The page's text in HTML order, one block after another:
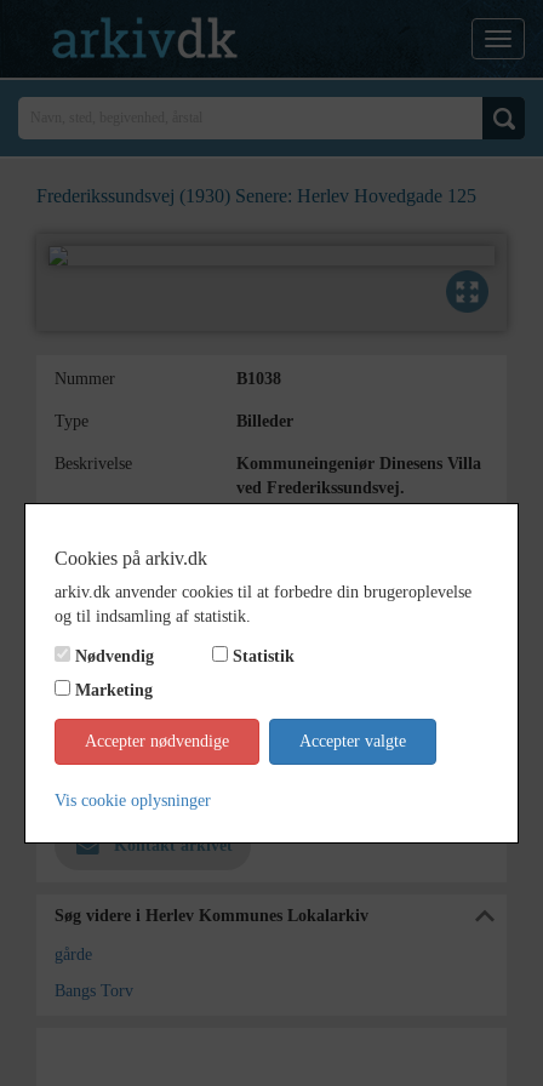
Frederikssundsvej (1930) Senere: Herlev Hovedgade 125
Nummer B1038
Type Billeder
Beskrivelse
Kommuneingeniør Dinesens Villa
ved Frederikssundsvej.
Årstal 1930
Fotograf Ukendt fotograf
Materiale s/h positiv
Arkiv
Kontakt arkivet
Søg videre i Herlev Kommunes Lokalarkiv
gårde
Bangs Torv
Cookies på arkiv.dk
arkiv.dk anvender cookies til at forbedre din brugeroplevelse
og til indsamling af statistik.
Nødvendig
Statistik
Marketing
Accepter nødvendige Accepter valgte
Vis cookie oplysninger